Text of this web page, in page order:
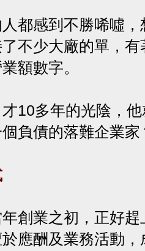
都感到不勝唏噓
不少大廠的單，
額數字。
10多年的光陰，
負債的落難企業家
創業之初，正好
應酬及業務活動